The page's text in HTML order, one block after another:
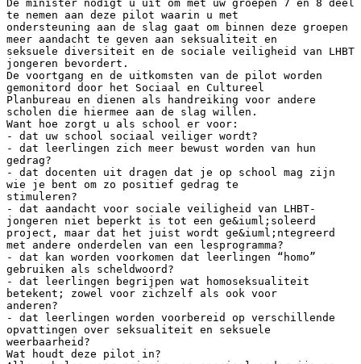
De minister nodigt u uit om met uw groepen 7 en 8 deel
te nemen aan deze pilot waarin u met
ondersteuning aan de slag gaat om binnen deze groepen
meer aandacht te geven aan seksualiteit en
seksuele diversiteit en de sociale veiligheid van LHBT
jongeren bevordert.
De voortgang en de uitkomsten van de pilot worden
gemonitord door het Sociaal en Cultureel
Planbureau en dienen als handreiking voor andere
scholen die hiermee aan de slag willen.
Want hoe zorgt u als school er voor:
- dat uw school sociaal veiliger wordt?
- dat leerlingen zich meer bewust worden van hun
gedrag?
- dat docenten uit dragen dat je op school mag zijn
wie je bent om zo positief gedrag te
stimuleren?
- dat aandacht voor sociale veiligheid van LHBT-
jongeren niet beperkt is tot een ge&iuml;soleerd
project, maar dat het juist wordt ge&iuml;ntegreerd
met andere onderdelen van een lesprogramma?
- dat kan worden voorkomen dat leerlingen “homo”
gebruiken als scheldwoord?
- dat leerlingen begrijpen wat homoseksualiteit
betekent; zowel voor zichzelf als ook voor
anderen?
- dat leerlingen worden voorbereid op verschillende
opvattingen over seksualiteit en seksuele
weerbaarheid?
Wat houdt deze pilot in?